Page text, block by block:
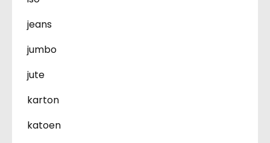
jeans
jumbo
jute
karton
katoen